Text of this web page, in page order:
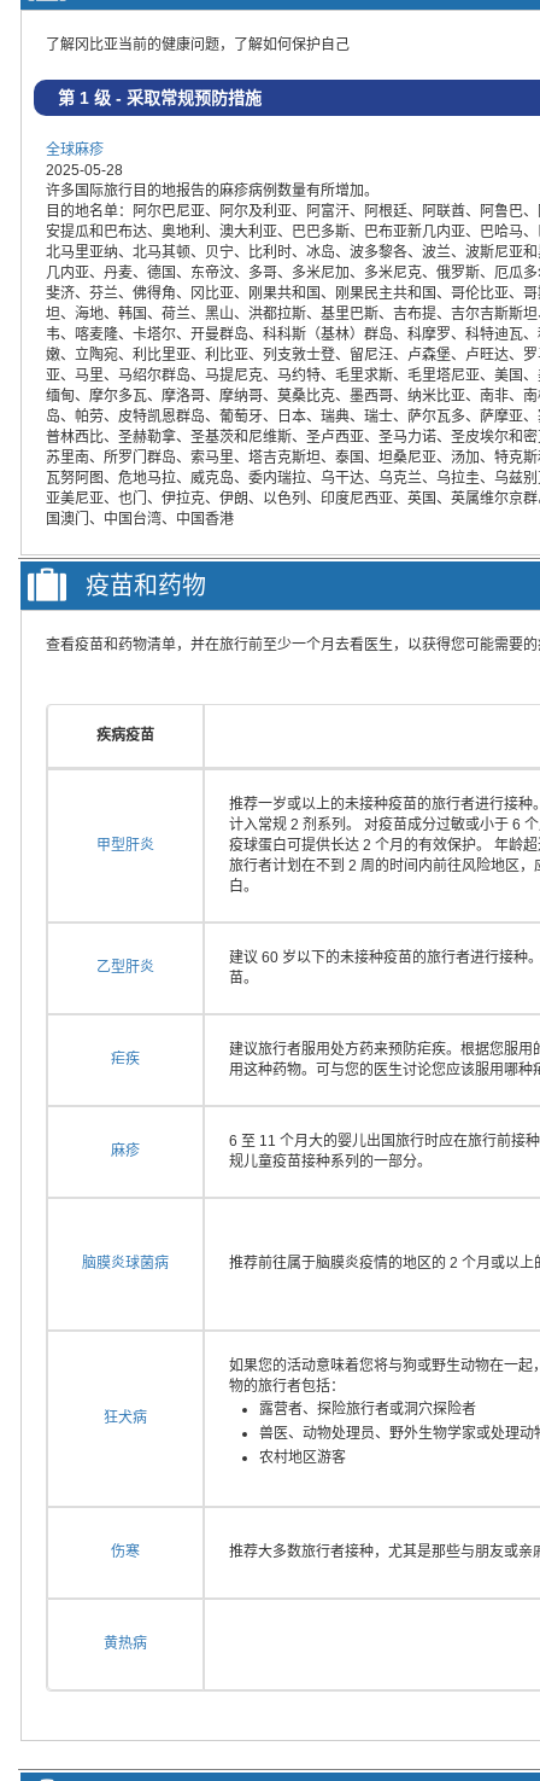
了解冈比亚当前的健康问题，了解如何保护自己
第 1 级 - 采取常规预防措施
全球麻疹
2025-05-28
许多国际旅行目的地报告的麻疹病例数量有所增加。
目的地名单：阿尔巴尼亚、阿尔及利亚、阿富汗、阿根廷、阿联酋、阿鲁巴
安提瓜和巴布达、奥地利、澳大利亚、巴巴多斯、巴布亚新几内亚、巴哈马
北马里亚纳、北马其顿、贝宁、比利时、冰岛、波多黎各、波兰、波斯尼亚
几内亚、丹麦、德国、东帝汶、多哥、多米尼加、多米尼克、俄罗斯、厄瓜
斐济、芬兰、佛得角、冈比亚、刚果共和国、刚果民主共和国、哥伦比亚、
坦、海地、韩国、荷兰、黑山、洪都拉斯、基里巴斯、吉布提、吉尔吉斯斯
韦、喀麦隆、卡塔尔、开曼群岛、科科斯（基林）群岛、科摩罗、科特迪瓦
嫩、立陶宛、利比里亚、利比亚、列支敦士登、留尼汪、卢森堡、卢旺达、
亚、马里、马绍尔群岛、马提尼克、马约特、毛里求斯、毛里塔尼亚、美国
缅甸、摩尔多瓦、摩洛哥、摩纳哥、莫桑比克、墨西哥、纳米比亚、南非、
岛、帕劳、皮特凯恩群岛、葡萄牙、日本、瑞典、瑞士、萨尔瓦多、萨摩亚
普林西比、圣赫勒拿、圣基茨和尼维斯、圣卢西亚、圣马力诺、圣皮埃尔和
苏里南、所罗门群岛、索马里、塔吉克斯坦、泰国、坦桑尼亚、汤加、特克
瓦努阿图、危地马拉、威克岛、委内瑞拉、乌干达、乌克兰、乌拉圭、乌兹
亚美尼亚、也门、伊拉克、伊朗、以色列、印度尼西亚、英国、英属维尔京
国澳门、中国台湾、中国香港
疫苗和药物
查看疫苗和药物清单，并在旅行前至少一个月去看医生，以获得您可能需要
疾病疫苗
甲型肝炎
推荐一岁或以上的未接种疫苗的旅行者进行接
计入常规 2 剂系列。 对疫苗成分过敏或小于 6
疫球蛋白可提供长达 2 个月的有效保护。 年龄
旅行者计划在不到 2 周的时间内前往风险地区
白。
乙型肝炎
建议 60 岁以下的未接种疫苗的旅行者进行接种
苗。
疟疾
建议旅行者服用处方药来预防疟疾。根据您服
用这种药物。可与您的医生讨论您应该服用哪种
麻疹
6 至 11 个月大的婴儿出国旅行时应在旅行前接
规儿童疫苗接种系列的一部分。
脑膜炎球菌病 推荐前往属于脑膜炎疫情的地区的 2 个月或以上
狂犬病
如果您的活动意味着您将与狗或野生动物在一
物的旅行者包括：
露营者、探险旅行者或洞穴探险者
兽医、动物处理员、野外生物学家或处理
农村地区游客
伤寒 推荐大多数旅行者接种，尤其是那些与朋友或
黄热病